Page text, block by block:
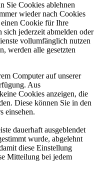
Sie Cookies ablehnen
wieder nach Cookies
Cookie für Ihre
jederzeit abmelden oder
vollumfänglich nutzen
werden alle gesetzten
Computer auf unserer
Aus
Cookies anzeigen, die
Diese können Sie in den
einsehen.
dauerhaft ausgeblendet
wurde, abgelehnt
diese Einstellung
Mitteilung bei jedem